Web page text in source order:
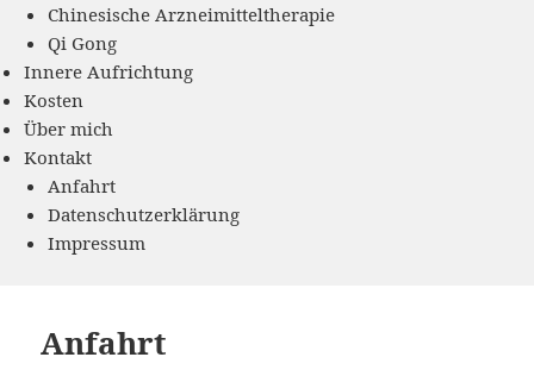
Chinesische Arzneimitteltherapie
Qi Gong
Innere Aufrichtung
Kosten
Über mich
Kontakt
Anfahrt
Datenschutzerklärung
Impressum
Anfahrt